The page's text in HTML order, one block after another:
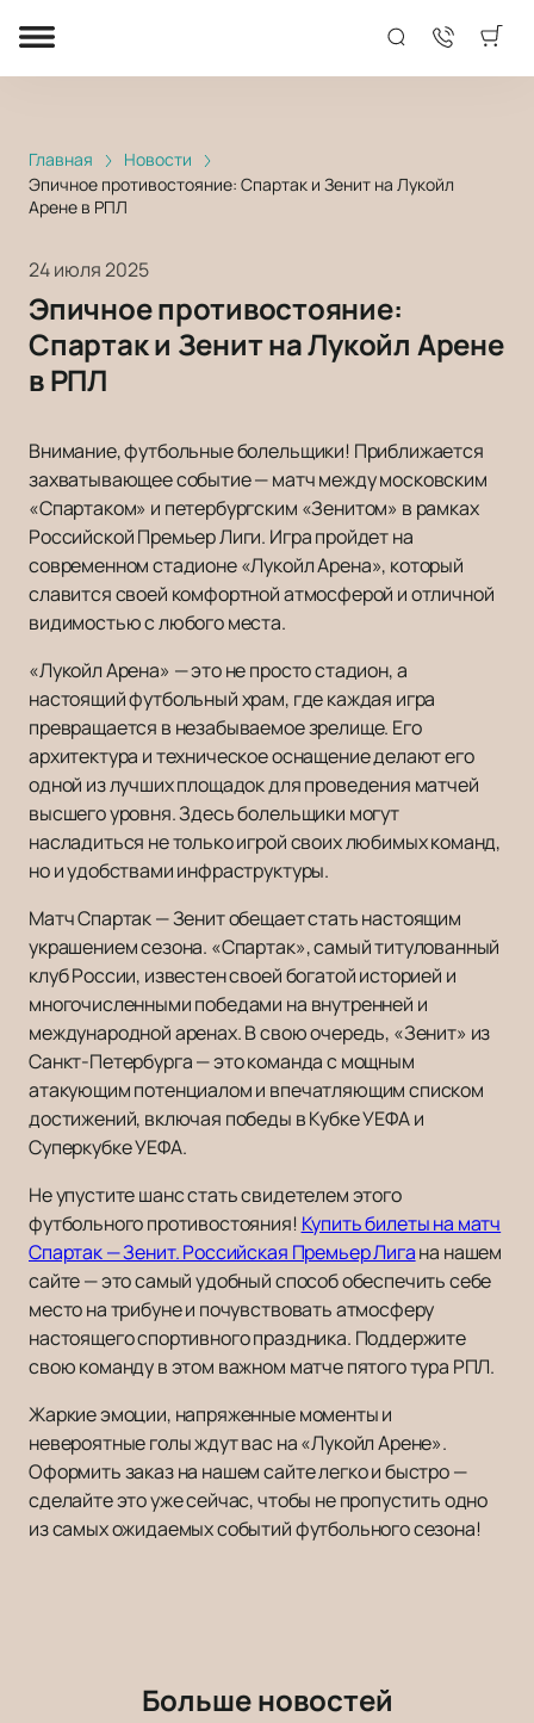
Главная
Новости
Эпичное противостояние: Спартак и Зенит на Лукойл
Арене в РПЛ
24 июля 2025
Эпичное противостояние:
Спартак и Зенит на Лукойл Арене
в РПЛ
Внимание, футбольные болельщики! Приближается
захватывающее событие — матч между московским
«Спартаком» и петербургским «Зенитом» в рамках
Российской Премьер Лиги. Игра пройдет на
современном стадионе «Лукойл Арена», который
славится своей комфортной атмосферой и отличной
видимостью с любого места.
«Лукойл Арена» — это не просто стадион, а
настоящий футбольный храм, где каждая игра
превращается в незабываемое зрелище. Его
архитектура и техническое оснащение делают его
одной из лучших площадок для проведения матчей
высшего уровня. Здесь болельщики могут
насладиться не только игрой своих любимых команд,
но и удобствами инфраструктуры.
Матч Спартак — Зенит обещает стать настоящим
украшением сезона. «Спартак», самый титулованный
клуб России, известен своей богатой историей и
многочисленными победами на внутренней и
международной аренах. В свою очередь, «Зенит» из
Санкт-Петербурга — это команда с мощным
атакующим потенциалом и впечатляющим списком
достижений, включая победы в Кубке УЕФА и
Суперкубке УЕФА.
Не упустите шанс стать свидетелем этого
футбольного противостояния! Купить билеты на матч
Спартак — Зенит. Российская Премьер Лигана нашем
сайте — это самый удобный способ обеспечить себе
место на трибуне и почувствовать атмосферу
настоящего спортивного праздника. Поддержите
свою команду в этом важном матче пятого тура РПЛ.
Жаркие эмоции, напряженные моменты и
невероятные голы ждут вас на «Лукойл Арене».
Оформить заказ на нашем сайте легко и быстро —
сделайте это уже сейчас, чтобы не пропустить одно
из самых ожидаемых событий футбольного сезона!
Больше новостей